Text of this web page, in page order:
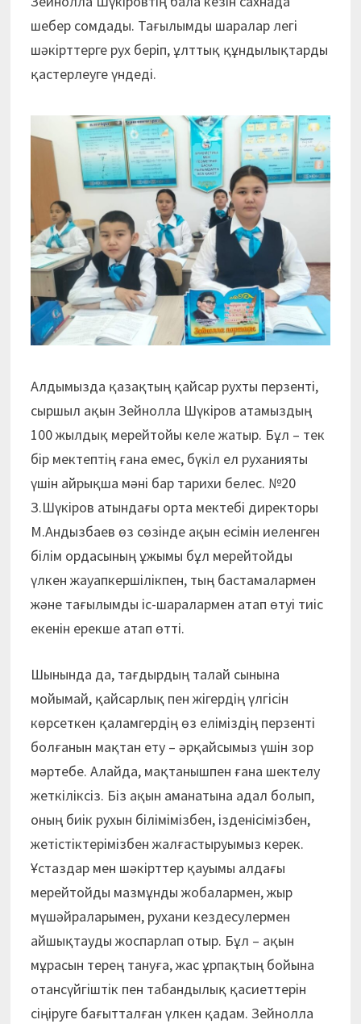
шебер сомдады. Тағылымды шаралар легі
шәкірттерге рух беріп, ұлттық құндылықтарды
қастерлеуге үндеді.
Алдымызда қазақтың қайсар рухты перзенті,
сыршыл ақын Зейнолла Шүкіров атамыздың
100 жылдық мерейтойы келе жатыр. Бұл – тек
бір мектептің ғана емес, бүкіл ел руханияты
үшін айрықша мәні бар тарихи белес. №20
З.Шүкіров атындағы орта мектебі директоры
М.Андызбаев өз сөзінде ақын есімін иеленген
білім ордасының ұжымы бұл мерейтойды
үлкен жауапкершілікпен, тың бастамалармен
және тағылымды іс-шаралармен атап өтуі тиіс
екенін ерекше атап өтті.
Шынында да, тағдырдың талай сынына
мойымай, қайсарлық пен жігердің үлгісін
көрсеткен қаламгердің өз еліміздің перзенті
болғанын мақтан ету – әрқайсымыз үшін зор
мәртебе. Алайда, мақтанышпен ғана шектелу
жеткіліксіз. Біз ақын аманатына адал болып,
оның биік рухын білімімізбен, ізденісімізбен,
жетістіктерімізбен жалғастыруымыз керек.
Ұстаздар мен шәкірттер қауымы алдағы
мерейтойды мазмұнды жобалармен, жыр
мүшәйраларымен, рухани кездесулермен
айшықтауды жоспарлап отыр. Бұл – ақын
мұрасын терең тануға, жас ұрпақтың бойына
отансүйгіштік пен табандылық қасиеттерін
сіңіруге бағытталған үлкен қадам. Зейнолла